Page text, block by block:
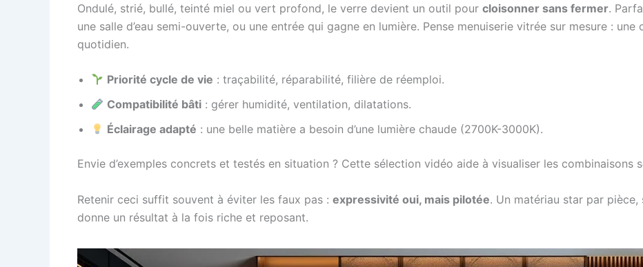
Ondulé, strié, bullé, teinté miel ou vert profond, le verre devient un outil pour cloisonner sans fermer.
une salle d’eau semi-ouverte, ou une entrée qui gagne en lumière. Pense menuiserie vitrée sur mesure : une
quotidien.
Priorité cycle de vie : traçabilité, réparabilité, filière de réemploi.
Compatibilité bâti : gérer humidité, ventilation, dilatations.
Éclairage adapté : une belle matière a besoin d’une lumière chaude (2700K-3000K).
Envie d’exemples concrets et testés en situation ? Cette sélection vidéo aide à visualiser les combinaisons
Retenir ceci suffit souvent à éviter les faux pas : expressivité oui, mais pilotée. Un matériau star par
donne un résultat à la fois riche et reposant.